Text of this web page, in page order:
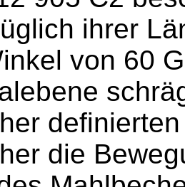
ihrer
von 60
die